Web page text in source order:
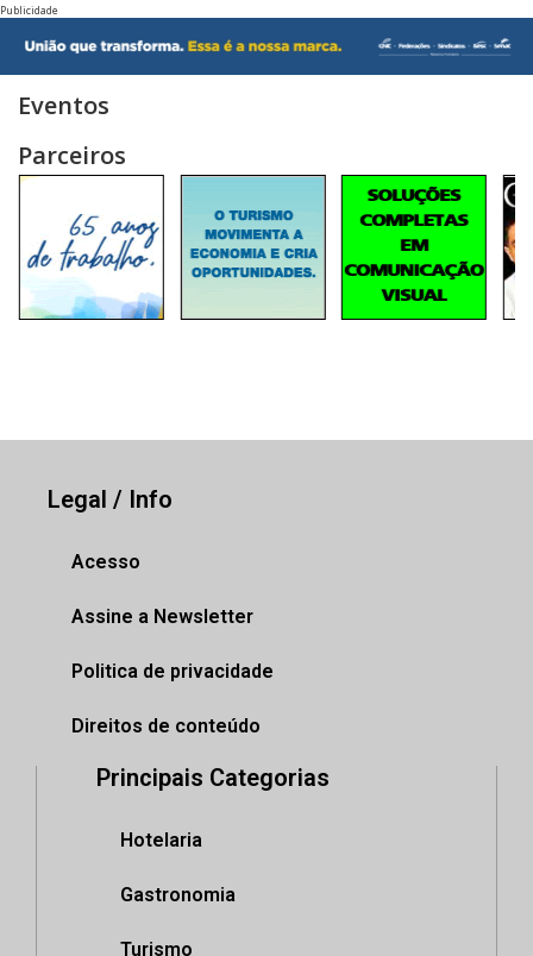
Publicidade
Eventos
Parceiros
Legal / Info
Acesso
Assine a Newsletter
Politica de privacidade
Direitos de conteúdo
Principais Categorias
Hotelaria
Gastronomia
Turismo